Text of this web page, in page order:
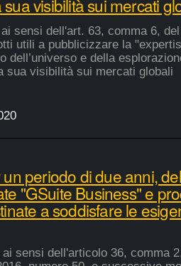
visibilità sui mercati
sensi dell'art. 63, comma 6,
utili a pubblicizzare la
dell’universo e della
sua visibilità sui mercati globali
periodo di due anni,
"GSuite Business" e
a soddisfare le
sensi dell'articolo 36, comma